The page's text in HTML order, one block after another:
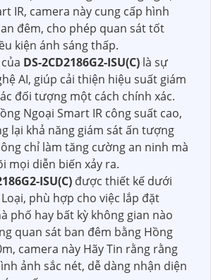
IR, camera này cung cấp hình
đêm, cho phép quan sát tốt
kiện ánh sáng thấp.
DS-2CD2186G2-ISU(C) là sự
AI, giúp cải thiện hiệu suất giám
đối tượng một cách chính xác.
Ngoại Smart IR công suất cao,
lại khả năng giám sát ấn tượng
chỉ làm tăng cường an ninh mà
mọi diễn biến xảy ra.
ISU(C) được thiết kế dưới
phù hợp cho việc lắp đặt
phố hay bất kỳ không gian nào
quan sát ban đêm bằng Hồng
camera này Hãy Tin rằng rằng
ảnh sắc nét, dễ dàng nhận diện